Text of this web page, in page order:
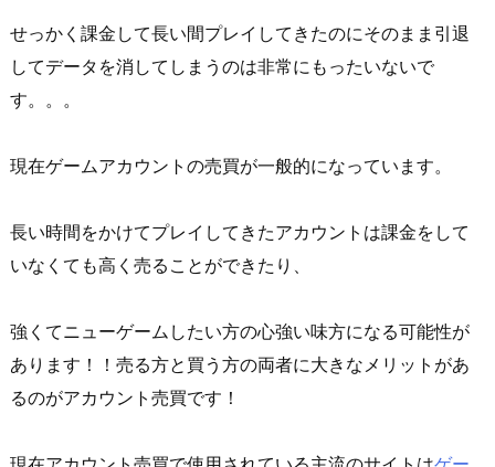
せっかく課金して長い間プレイしてきたのにそのまま引退
してデータを消してしまうのは非常にもったいないで
す。。。
現在ゲームアカウントの売買が一般的になっています。
長い時間をかけてプレイしてきたアカウントは課金をして
いなくても高く売ることができたり、
強くてニューゲームしたい方の心強い味方になる可能性が
あります！！売る方と買う方の両者に大きなメリットがあ
るのがアカウント売買です！